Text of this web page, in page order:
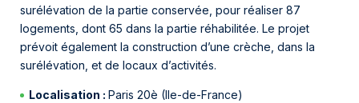
surélévation de la partie conservée, pour réaliser 87
logements, dont 65 dans la partie réhabilitée. Le projet
prévoit également la construction d’une crèche, dans la
surélévation, et de locaux d’activités.
Localisation :Paris 20è (Ile-de-France)